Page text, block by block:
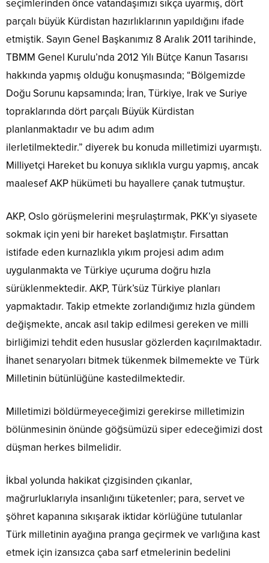
seçimlerinden önce vatandaşımızı sıkça uyarmış, dört
parçalı büyük Kürdistan hazırlıklarının yapıldığını ifade
etmiştik. Sayın Genel Başkanımız 8 Aralık 2011 tarihinde,
TBMM Genel Kurulu’nda 2012 Yılı Bütçe Kanun Tasarısı
hakkında yapmış olduğu konuşmasında; “Bölgemizde
Doğu Sorunu kapsamında; İran, Türkiye, Irak ve Suriye
topraklarında dört parçalı Büyük Kürdistan
planlanmaktadır ve bu adım adım
ilerletilmektedir.” diyerek bu konuda milletimizi uyarmıştı.
Milliyetçi Hareket bu konuya sıklıkla vurgu yapmış, ancak
maalesef AKP hükümeti bu hayallere çanak tutmuştur.
AKP, Oslo görüşmelerini meşrulaştırmak, PKK’yı siyasete
sokmak için yeni bir hareket başlatmıştır. Fırsattan
istifade eden kurnazlıkla yıkım projesi adım adım
uygulanmakta ve Türkiye uçuruma doğru hızla
sürüklenmektedir. AKP, Türk’süz Türkiye planları
yapmaktadır. Takip etmekte zorlandığımız hızla gündem
değişmekte, ancak asıl takip edilmesi gereken ve milli
birliğimizi tehdit eden hususlar gözlerden kaçırılmaktadır.
İhanet senaryoları bitmek tükenmek bilmemekte ve Türk
Milletinin bütünlüğüne kastedilmektedir.
Milletimizi böldürmeyeceğimizi gerekirse milletimizin
bölünmesinin önünde göğsümüzü siper edeceğimizi dost
düşman herkes bilmelidir.
İkbal yolunda hakikat çizgisinden çıkanlar,
mağrurluklarıyla insanlığını tüketenler; para, servet ve
şöhret kapanına sıkışarak iktidar körlüğüne tutulanlar
Türk milletinin ayağına pranga geçirmek ve varlığına kast
etmek için izansızca çaba sarf etmelerinin bedelini